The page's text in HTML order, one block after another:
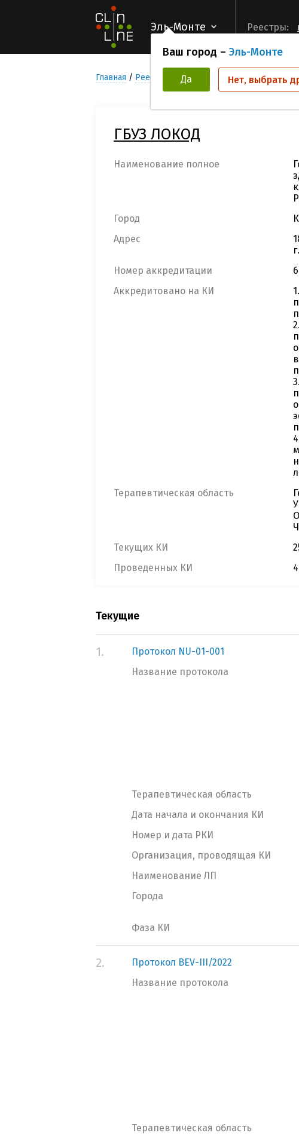
Эль-Монте
Ваш город – Эль-Монте
Да Нет, выбрать
Реестры:
Главная Реестр Медицинских учреждений
ГБУЗ ЛОКОД
Наименование полное
Город
Адрес
Номер аккредитации
Аккредитовано на КИ
Терапевтическая область
Текущих КИ
Проведенных КИ
4
Текущие
1.
Протокол NU-01-001
Название протокола
Терапевтическая область
Дата начала и окончания КИ
Номер и дата РКИ
Организация, проводящая КИ
Наименование ЛП
Города
Фаза КИ
2.
Протокол BEV-III/2022
Название протокола
Терапевтическая область